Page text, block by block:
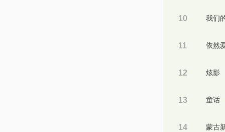
10 我们
11 依然
12 炫影
13 童话
14 蒙古